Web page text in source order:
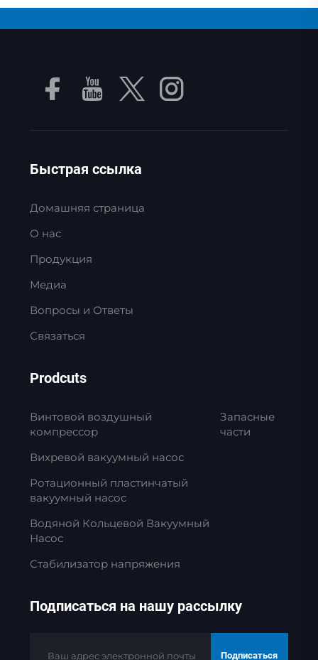
Быстрая ссылка
Домашняя страница
О нас
Продукция
Медиа
Вопросы и Ответы
Связаться
Prodcuts
Винтовой воздушный
компрессор
Вихревой вакуумный насос
Ротационный пластинчатый
вакуумный насос
Водяной Кольцевой Вакуумный
Насос
Стабилизатор напряжения
Запасные
части
Подписаться на нашу рассылку
Подписаться